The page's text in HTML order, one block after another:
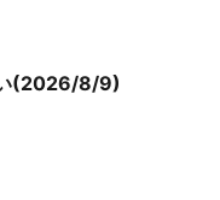
(2026/8/9)